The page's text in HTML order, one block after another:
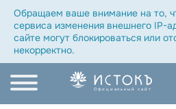
Обращаем ваше внимание на то,
сервиса изменения внешнего IP-
сайте могут блокироваться или
некорректно.
Официальный сайт